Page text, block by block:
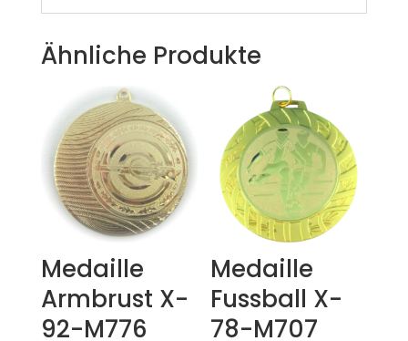
Ähnliche Produkte
Medaille
Armbrust X-
92-M776
Medaille
Fussball X-
78-M707